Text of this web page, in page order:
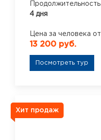
Продолжительность
4 дня
Цена за человека от
13 200 руб.
Посмотреть тур
Хит продаж